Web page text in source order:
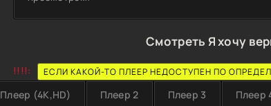
Смотреть Я хочу
!!!!: ЕСЛИ КАКОЙ-ТО ПЛЕЕР НЕДОСТУПЕН ПО
Плеер (4K,HD) Плеер 2 Плеер 3 Плеер